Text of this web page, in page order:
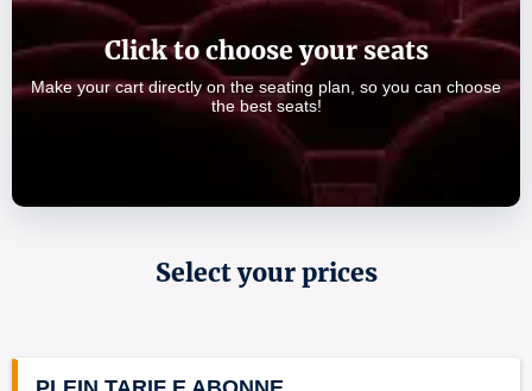
Click to choose your seats
Make your cart directly on the seating plan, so you can choose
the best seats!
Select your prices